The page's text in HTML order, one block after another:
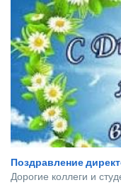
Поздравление
Дорогие коллеги и